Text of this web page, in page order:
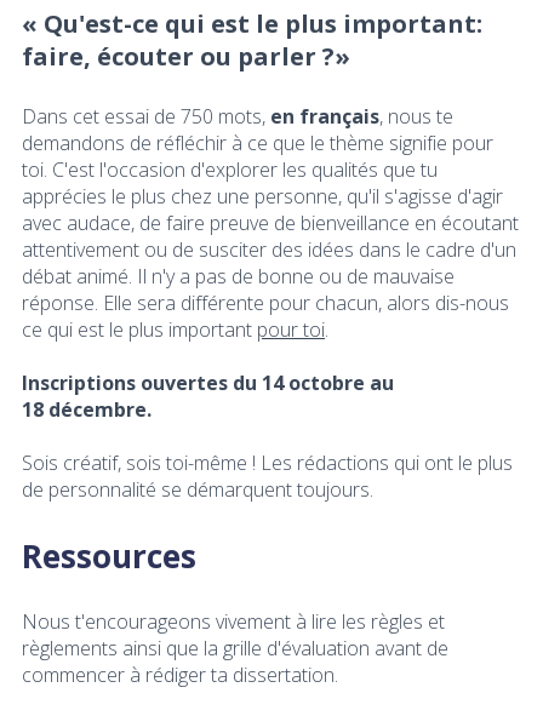
« Qu'est-ce qui est le plus important:
faire, écouter ou parler ?»
Dans cet essai de 750 mots, en français, nous te
demandons de réfléchir à ce que le thème signifie pour
toi. C'est l'occasion d'explorer les qualités que tu
apprécies le plus chez une personne, qu'il s'agisse d'agir
avec audace, de faire preuve de bienveillance en écoutant
attentivement ou de susciter des idées dans le cadre d'un
débat animé. Il n'y a pas de bonne ou de mauvaise
réponse. Elle sera différente pour chacun, alors dis-nous
ce qui est le plus important pour toi.
Inscriptions ouvertes du 14 octobre au
18 décembre.
Sois créatif, sois toi-même ! Les rédactions qui ont le plus
de personnalité se démarquent toujours.
Ressources
Nous t'encourageons vivement à lire les règles et
règlements ainsi que la grille d'évaluation avant de
commencer à rédiger ta dissertation.